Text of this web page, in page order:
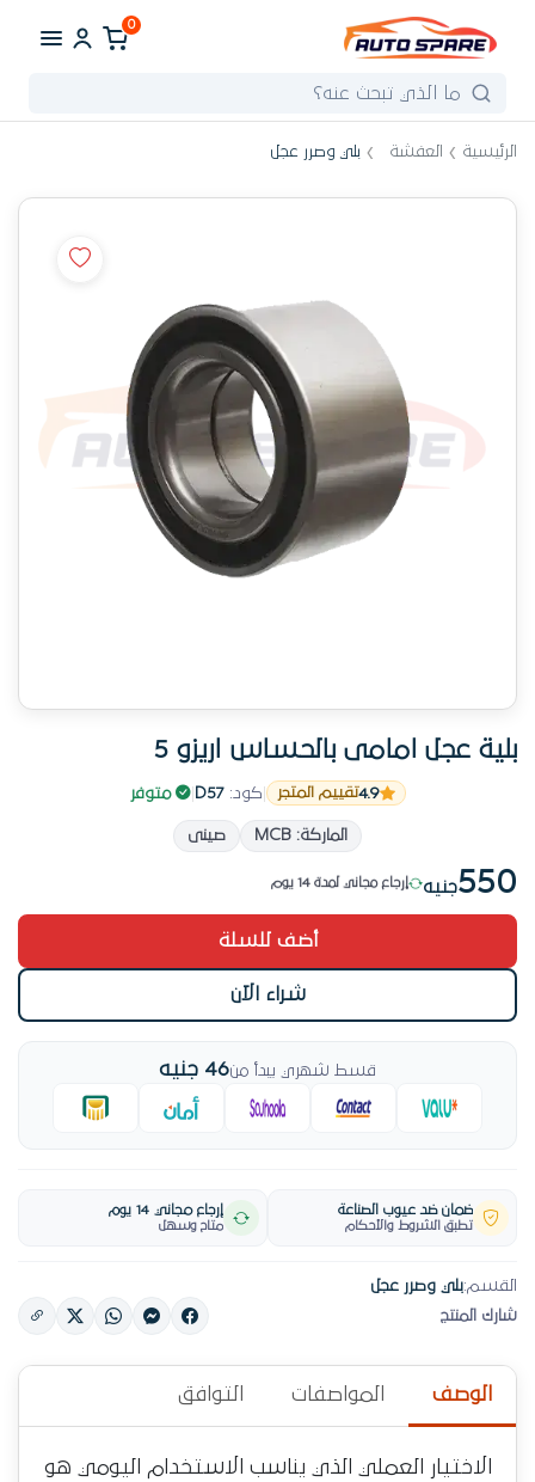
0
الرئيسية العفشة بلي وصرر عجل
بلية عجل امامى بالحساس اريزو 5
4.9تقييم المتجر كود:D57
| متوفر
الماركة: MCB صينى
550جنيه
خيار الأكثر مبيعاً في بلي وصرر عجل
إرجاع مجاني لمدة 14 يوم
# 4 في بلي وصرر عجل
أضف للسلة
شراء الآن
قسط شهري يبدأ من46 جنيه
ضمان ضد عيوب الصناعة
تطبق الشروط والأحكام
إرجاع مجاني 14 يوم
متاح وسهل
القسم:بلي وصرر عجل
شارك المنتج
الوصف المواصفات التوافق
الاختيار العملي الذي يناسب الاستخدام اليومي هو